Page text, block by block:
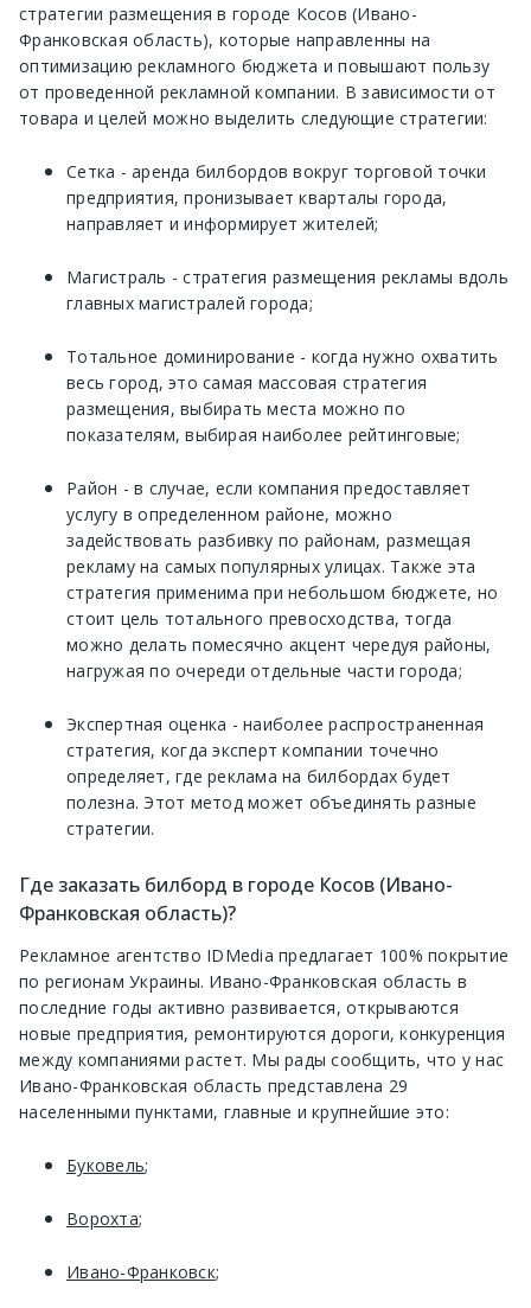
стратегии размещения в городе Косов (Ивано-
Франковская область), которые направленны на
оптимизацию рекламного бюджета и повышают пользу
от проведенной рекламной компании. В зависимости от
товара и целей можно выделить следующие стратегии:
Сетка - аренда билбордов вокруг торговой точки
предприятия, пронизывает кварталы города,
направляет и информирует жителей;
Магистраль - стратегия размещения рекламы вдоль
главных магистралей города;
Тотальное доминирование - когда нужно охватить
весь город, это самая массовая стратегия
размещения, выбирать места можно по
показателям, выбирая наиболее рейтинговые;
Район - в случае, если компания предоставляет
услугу в определенном районе, можно
задействовать разбивку по районам, размещая
рекламу на самых популярных улицах. Также эта
стратегия применима при небольшом бюджете, но
стоит цель тотального превосходства, тогда
можно делать помесячно акцент чередуя районы,
нагружая по очереди отдельные части города;
Экспертная оценка - наиболее распространенная
стратегия, когда эксперт компании точечно
определяет, где реклама на билбордах будет
полезна. Этот метод может объединять разные
стратегии.
Где заказать билборд в городе Косов (Ивано-
Франковская область)?
Рекламное агентство IDMedia предлагает 100% покрытие
по регионам Украины. Ивано-Франковская область в
последние годы активно развивается, открываются
новые предприятия, ремонтируются дороги, конкуренция
между компаниями растет. Мы рады сообщить, что у нас
Ивано-Франковская область представлена 29
населенными пунктами, главные и крупнейшие это:
Буковель;
Ворохта;
Ивано-Франковск;